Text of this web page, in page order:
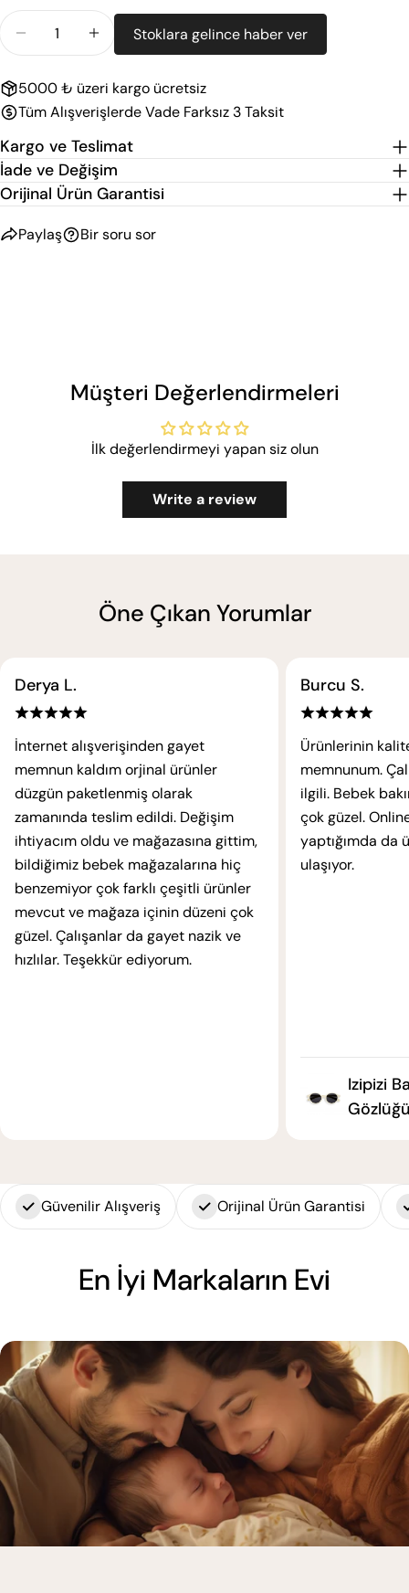
Stephen Joseph Kulplu Pipetli Suluk 6 Ay+ Unicorn
Stephen Joseph Kulplu Pipetli Suluk 6
Stoklara gelince haber ver
5000 ₺ üzeri kargo ücretsiz
Tüm Alışverişlerde Vade Farksız 3 Taksit
Kargo ve Teslimat
İade ve Değişim
Orijinal Ürün Garantisi
Paylaş Bir soru sor
Müşteri Değerlendirmeleri
İlk değerlendirmeyi yapan siz olun
Write a review
Öne Çıkan Yorumlar
Derya L.
İnternet alışverişinden gayet
memnun kaldım orjinal ürünler
düzgün paketlenmiş olarak
zamanında teslim edildi. Değişim
ihtiyacım oldu ve mağazasına gittim,
bildiğimiz bebek mağazalarına hiç
benzemiyor çok farklı çeşitli ürünler
mevcut ve mağaza içinin düzeni çok
güzel. Çalışanlar da gayet nazik ve
hızlılar. Teşekkür ediyorum.
Burcu S.
Ürünlerinin
memnunum.
ilgili. Bebek
çok güzel.
yaptığımda da
ulaşıyor.
Izipizi
Güvenilir Alışveriş Orijinal Ürün Garantisi
En İyi Markaların Evi